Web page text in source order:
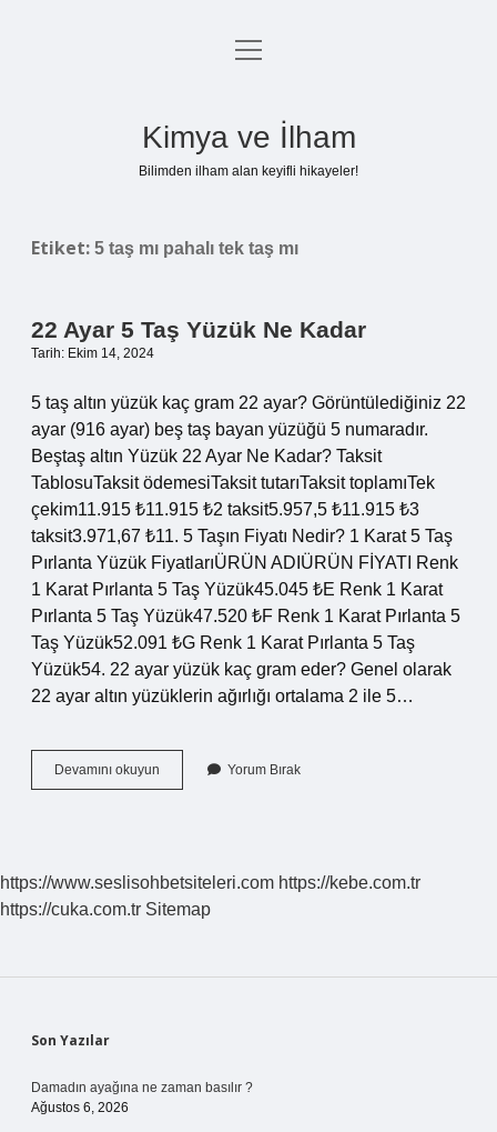
Anasayfa
menüyü
Kimya ve İlham
Bilimden ilham alan keyifli hikayeler!
Etiket: 5 taş mı pahalı tek taş mı
22 Ayar 5 Taş Yüzük Ne Kadar
Tarih: Ekim 14, 2024
5 taş altın yüzük kaç gram 22 ayar? Görüntülediğiniz 22
ayar (916 ayar) beş taş bayan yüzüğü 5 numaradır.
Beştaş altın Yüzük 22 Ayar Ne Kadar? Taksit
TablosuTaksit ödemesiTaksit tutarıTaksit toplamıTek
çekim11.915 ₺11.915 ₺2 taksit5.957,5 ₺11.915 ₺3
taksit3.971,67 ₺11. 5 Taşın Fiyatı Nedir? 1 Karat 5 Taş
Pırlanta Yüzük FiyatlarıÜRÜN ADIÜRÜN FİYATI Renk
1 Karat Pırlanta 5 Taş Yüzük45.045 ₺E Renk 1 Karat
Pırlanta 5 Taş Yüzük47.520 ₺F Renk 1 Karat Pırlanta 5
Taş Yüzük52.091 ₺G Renk 1 Karat Pırlanta 5 Taş
Yüzük54. 22 ayar yüzük kaç gram eder? Genel olarak
22 ayar altın yüzüklerin ağırlığı ortalama 2 ile 5…
Devamını okuyun
Ayar
Kadar
Yorum Bırak
https://www.seslisohbetsiteleri.com https://kebe.com.tr
https://cuka.com.tr Sitemap
Sidebar
Son Yazılar
Damadın ayağına ne zaman basılır ?
Ağustos 6, 2026